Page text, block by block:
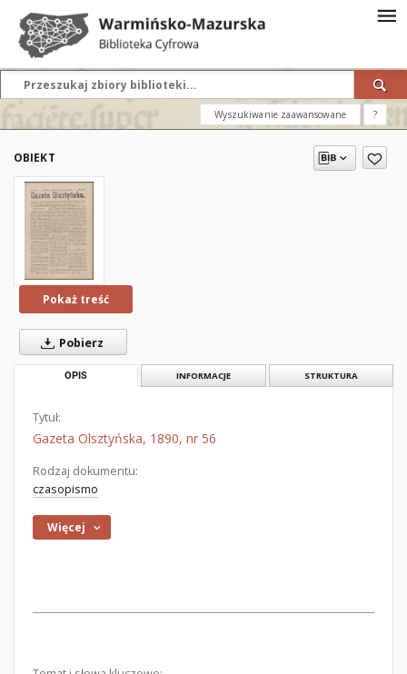
Wyszukiwanie zaawansowane ?
OBIEKT
Pokaż treść
Pobierz
OPIS INFORMACJE STRUKTURA
Tytuł:
Gazeta Olsztyńska, 1890, nr 56
Rodzaj dokumentu:
czasopismo
Więcej